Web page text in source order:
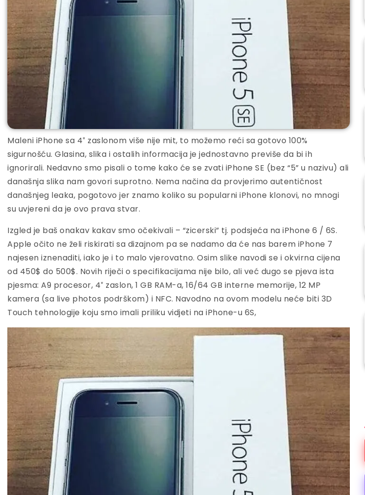
Maleni iPhone sa 4″ zaslonom više nije mit, to možemo reći sa gotovo 100%
sigurnošću. Glasina, slika i ostalih informacija je jednostavno previše da bi ih
ignorirali. Nedavno smo pisali o tome kako će se zvati iPhone SE (bez “5” u nazivu) ali
današnja slika nam govori suprotno. Nema načina da provjerimo autentičnost
današnjeg leaka, pogotovo jer znamo koliko su popularni iPhone klonovi, no mnogi
su uvjereni da je ovo prava stvar.
Izgled je baš onakav kakav smo očekivali – “zicerski” tj. podsjeća na iPhone 6 / 6S.
Apple očito ne želi riskirati sa dizajnom pa se nadamo da će nas barem iPhone 7
najesen iznenaditi, iako je i to malo vjerovatno. Osim slike navodi se i okvirna cijena
od 450$ do 500$. Novih riječi o specifikacijama nije bilo, ali već dugo se pjeva ista
pjesma: A9 procesor, 4″ zaslon, 1 GB RAM-a, 16/64 GB interne memorije, 12 MP
kamera (sa live photos podrškom) i NFC. Navodno na ovom modelu neće biti 3D
Touch tehnologije koju smo imali priliku vidjeti na iPhone-u 6S,